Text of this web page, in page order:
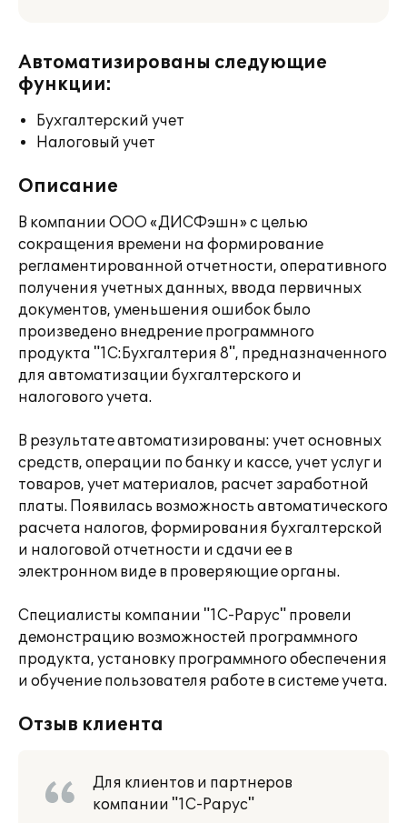
Автоматизированы следующие
функции:
Бухгалтерский учет
Налоговый учет
Описание
В компании ООО «ДИСФэшн» с целью
сокращения времени на формирование
регламентированной отчетности, оперативного
получения учетных данных, ввода первичных
документов, уменьшения ошибок было
произведено внедрение программного
продукта "1С:Бухгалтерия 8", предназначенного
для автоматизации бухгалтерского и
налогового учета.
В результате автоматизированы: учет основных
средств, операции по банку и кассе, учет услуг и
товаров, учет материалов, расчет заработной
платы. Появилась возможность автоматического
расчета налогов, формирования бухгалтерской
и налоговой отчетности и сдачи ее в
электронном виде в проверяющие органы.
Специалисты компании "1С-Рарус" провели
демонстрацию возможностей программного
продукта, установку программного обеспечения
и обучение пользователя работе в системе учета.
Отзыв клиента
Для клиентов и партнеров
компании "1С-Рарус"